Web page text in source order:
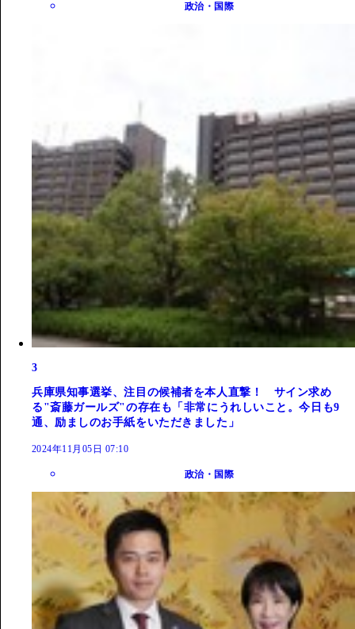
政治・国際
3
兵庫県知事選挙、注目の候補者を本人直撃！ サイン求め
る"斎藤ガールズ"の存在も「非常にうれしいこと。今日も9
通、励ましのお手紙をいただきました」
2024年11月05日 07:10
政治・国際